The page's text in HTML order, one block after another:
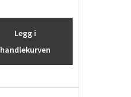
Legg i
handlekurven